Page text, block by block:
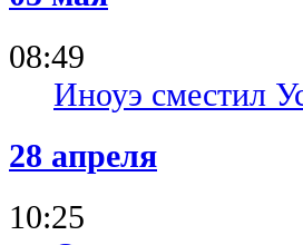
08:49
Иноуэ сместил
28 апреля
10:25